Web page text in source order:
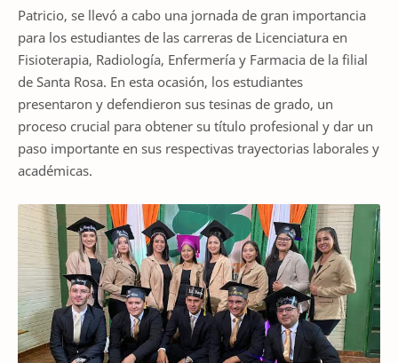
Patricio, se llevó a cabo una jornada de gran importancia
para los estudiantes de las carreras de Licenciatura en
Fisioterapia, Radiología, Enfermería y Farmacia de la filial
de Santa Rosa. En esta ocasión, los estudiantes
presentaron y defendieron sus tesinas de grado, un
proceso crucial para obtener su título profesional y dar un
paso importante en sus respectivas trayectorias laborales y
académicas.